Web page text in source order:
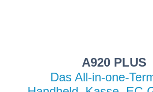
A920 PLUS
Das All-in-one-